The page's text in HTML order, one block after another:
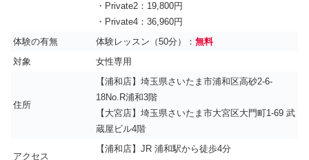
・Private2：19,800円
・Private4：36,960円
体験の有無
体験レッスン（50分）： 無料
対象
女性専用
住所
【浦和店】埼玉県さいたま市浦和区高砂2-6-
18No.R浦和3階
【大宮店】埼玉県さいたま市大宮区大門町1-69 武
蔵屋ビル4階
アクセス
【浦和店】JR 浦和駅から徒歩4分